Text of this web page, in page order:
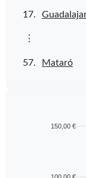
17.
⋮
57. Mataró
150,00 €